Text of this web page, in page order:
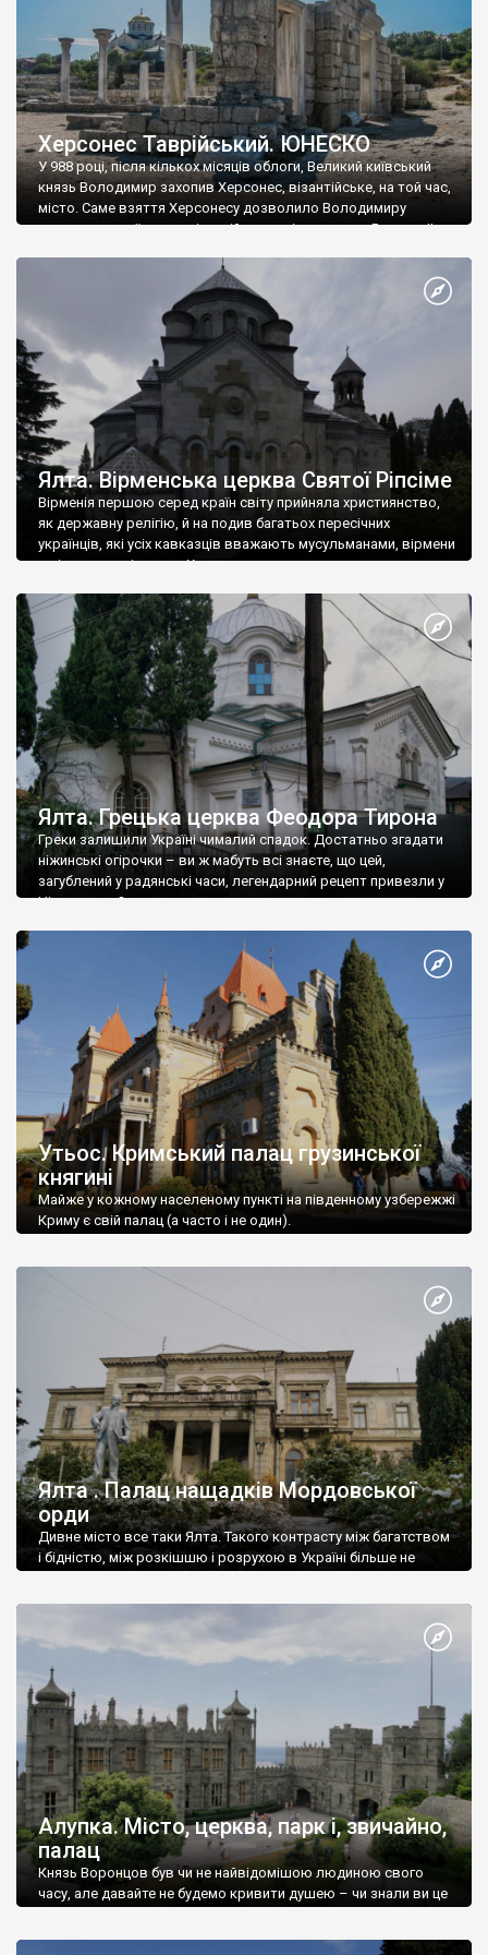
Херсонес Таврійський. ЮНЕСКО
У 988 році, після кількох місяців облоги, Великий київський
князь Володимир захопив Херсонес, візантійське, на той час,
місто. Саме взяття Херсонесу дозволило Володимиру
диктувати свої умови візантійському імператору Василю ІІ, та
Херсонесі Володимир-язичник, став Василем-християнином.
А потім було Хрещення Русі. На честь Херсонесу Таврійського
Ялта. Вірменська церква Святої Ріпсіме
Вірменія першою серед країн світу прийняла християнство,
як державну релігію, й на подив багатьох пересічних
українців, які усіх кавказців вважають мусульманами, вірмени
є відданими вірянами Христа
Ялта. Грецька церква Феодора Тирона
Греки залишили Україні чималий спадок. Достатньо згадати
ніжинські огірочки – ви ж мабуть всі знаєте, що цей,
загублений у радянські часи, легендарний рецепт привезли у
Ніжин греки?
Утьос. Кримський палац грузинської
княгині
Майже у кожному населеному пункті на південному узбережжі
Криму є свій палац (а часто і не один).
Ялта . Палац нащадків Мордовської
орди
Дивне місто все таки Ялта. Такого контрасту між багатством
і бідністю, між розкішшю і розрухою в Україні більше не
Алупка. Місто, церква, парк і, звичайно,
палац
Князь Воронцов був чи не найвідомішою людиною свого
часу, але давайте не будемо кривити душею – чи знали ви це